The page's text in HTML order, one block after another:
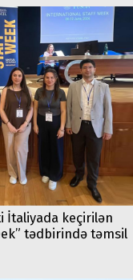
İtaliyada keçirilən
tədbirində təmsil